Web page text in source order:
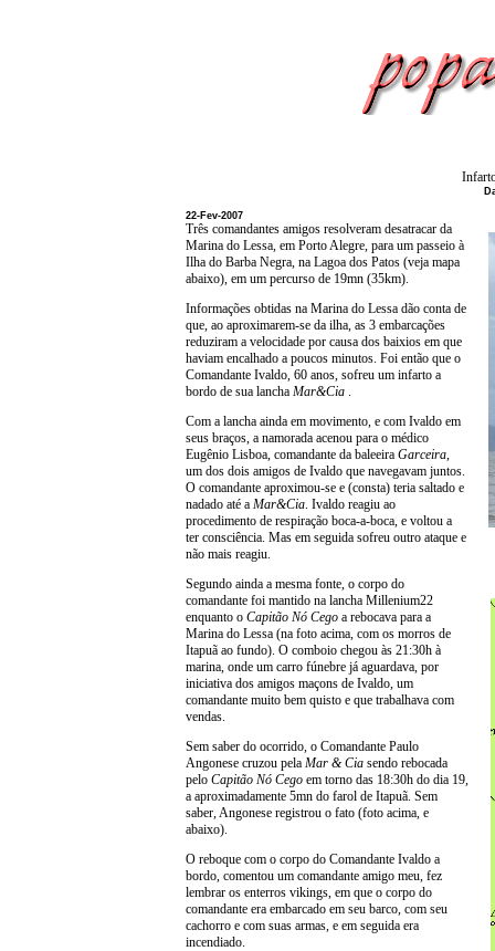
22-Fev-2007
Três comandantes amigos resolveram desatracar da
Marina do Lessa, em Porto Alegre, para um passeio à
Ilha do Barba Negra, na Lagoa dos Patos (veja mapa
abaixo), em um percurso de 19mn (35km).
Informações obtidas na Marina do Lessa dão conta de
que, ao aproximarem-se da ilha, as 3 embarcações
reduziram a velocidade por causa dos baixios em que
haviam encalhado a poucos minutos. Foi então que o
Comandante Ivaldo, 60 anos, sofreu um infarto a
bordo de sua lancha Mar&Cia .
Com a lancha ainda em movimento, e com Ivaldo em
seus braços, a namorada acenou para o médico
Eugênio Lisboa, comandante da baleeira Garceira,
um dos dois amigos de Ivaldo que navegavam juntos.
O comandante aproximou-se e (consta) teria saltado e
nadado até a Mar&Cia. Ivaldo reagiu ao
procedimento de respiração boca-a-boca, e voltou a
ter consciência. Mas em seguida sofreu outro ataque e
não mais reagiu.
Segundo ainda a mesma fonte, o corpo do
comandante foi mantido na lancha Millenium22
enquanto o Capitão Nó Cego a rebocava para a
Marina do Lessa (na foto acima, com os morros de
Itapuã ao fundo). O comboio chegou às 21:30h à
marina, onde um carro fúnebre já aguardava, por
iniciativa dos amigos maçons de Ivaldo, um
comandante muito bem quisto e que trabalhava com
vendas.
Sem saber do ocorrido, o Comandante Paulo
Angonese cruzou pela Mar & Cia sendo rebocada
pelo Capitão Nó Cego em torno das 18:30h do dia 19,
a aproximadamente 5mn do farol de Itapuã. Sem
saber, Angonese registrou o fato (foto acima, e
abaixo).
O reboque com o corpo do Comandante Ivaldo a
bordo, comentou um comandante amigo meu, fez
lembrar os enterros vikings, em que o corpo do
comandante era embarcado em seu barco, com seu
cachorro e com suas armas, e em seguida era
incendiado.